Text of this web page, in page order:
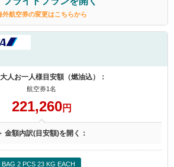
外航空券の変更はこちらから
人お一人様目安額（燃油込）：
航空券1名
221,260円
金額内訳(目安額)を開く：
2 PCS 23 KG EACH